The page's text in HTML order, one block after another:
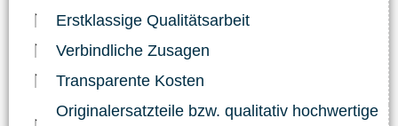
Erstklassige Qualitätsarbeit
Verbindliche Zusagen
Transparente Kosten
Originalersatzteile bzw. qualitativ hochwertige